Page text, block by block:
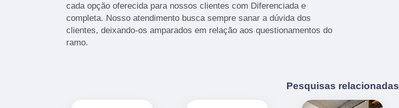
cada opção oferecida para nossos clientes com Diferenciada e
completa. Nosso atendimento busca sempre sanar a dúvida dos
clientes, deixando-os amparados em relação aos questionamentos do
ramo.
Pesquisas relacionadas